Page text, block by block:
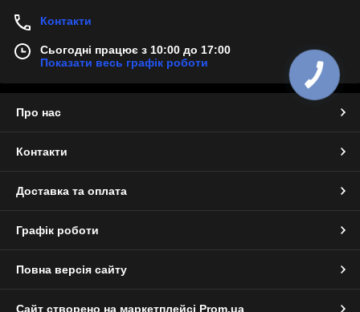
Контакти
Сьогодні працює з 10:00 до 17:00
Показати весь графік роботи
Про нас
Контакти
Доставка та оплата
Графік роботи
Повна версія сайту
Сайт створено на маркетплейсі Prom.ua